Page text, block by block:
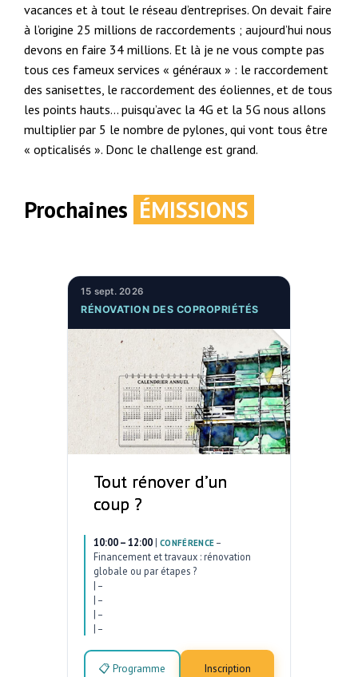
vacances et à tout le réseau d’entreprises. On devait faire
à l’origine 25 millions de raccordements ; aujourd’hui nous
devons en faire 34 millions. Et là je ne vous compte pas
tous ces fameux services « généraux » : le raccordement
des sanisettes, le raccordement des éoliennes, et de tous
les points hauts… puisqu’avec la 4G et la 5G nous allons
multiplier par 5 le nombre de pylones, qui vont tous être
« opticalisés ». Donc le challenge est grand.
Prochaines ÉMISSIONS
15 sept. 2026
RÉNOVATION DES COPROPRIÉTÉS
Tout rénover d’un
coup ?
10:00 – 12:00 | CONFÉRENCE –
Financement et travaux : rénovation
globale ou par étapes ?
| –
| –
| –
| –
📋 Programme Inscription